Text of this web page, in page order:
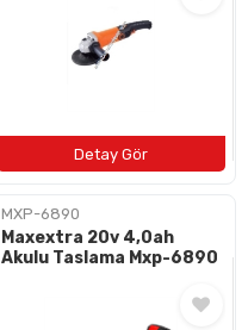
MXP-6890
Maxextra 20v 4,0ah
Akulu Taslama Mxp-6890